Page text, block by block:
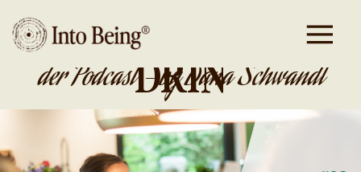
DA IST GOLD
DRIN
der Podcast - by Dana Schwandt